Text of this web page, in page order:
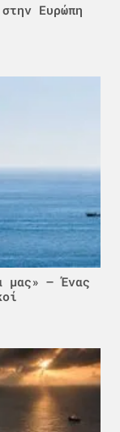
Ευρώπη
μας» – Ένας